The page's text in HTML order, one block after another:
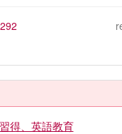
得、英語教育